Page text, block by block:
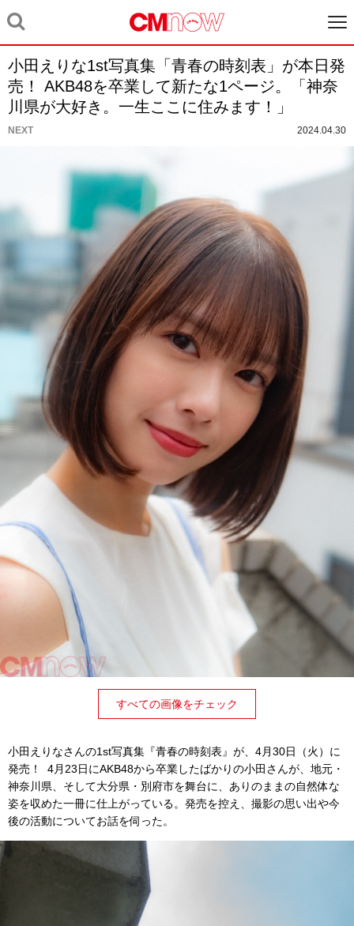
小田えりな1st写真集「青春の時刻表」が本日発
売！ AKB48を卒業して新たな1ページ。「神奈
川県が大好き。一生ここに住みます！」
NEXT 2024.04.30
すべての画像をチェック
小田えりなさんの1st写真集『青春の時刻表』が、4月30日（火）に
発売！ 4月23日にAKB48から卒業したばかりの小田さんが、地元・
神奈川県、そして大分県・別府市を舞台に、ありのままの自然体な
姿を収めた一冊に仕上がっている。発売を控え、撮影の思い出や今
後の活動についてお話を伺った。